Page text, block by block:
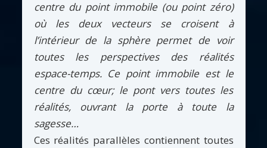
centre du point immobile (ou point zéro)
où les deux vecteurs se croisent à
l’intérieur de la sphère permet de voir
toutes les perspectives des réalités
espace-temps. Ce point immobile est le
centre du cœur; le pont vers toutes les
réalités, ouvrant la porte à toute la
sagesse…
Ces réalités parallèles contiennent toutes